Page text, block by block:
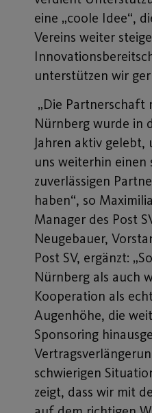
eine „coole Idee“,
Vereins weiter
unterstützen wir
„Die Partnerschaft
Nürnberg wurde in
Jahren aktiv
uns weiterhin einen
zuverlässigen
haben“, so
Manager des Post
Neugebauer,
Post SV, ergänzt:
Nürnberg als auch
Kooperation als
Augenhöhe, die
Sponsoring
schwierigen
zeigt, dass wir mit